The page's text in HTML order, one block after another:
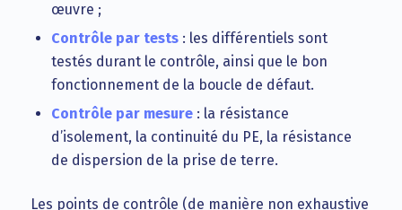
œuvre ;
Contrôle par tests: les différentiels sont
testés durant le contrôle, ainsi que le bon
fonctionnement de la boucle de défaut.
Contrôle par mesure: la résistance
d’isolement, la continuité du PE, la résistance
de dispersion de la prise de terre.
Les points de contrôle (de manière non exhaustive